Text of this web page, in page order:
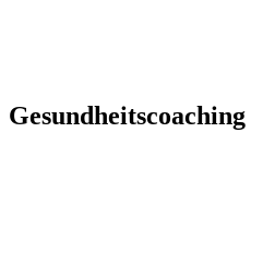
Gesundheitscoaching